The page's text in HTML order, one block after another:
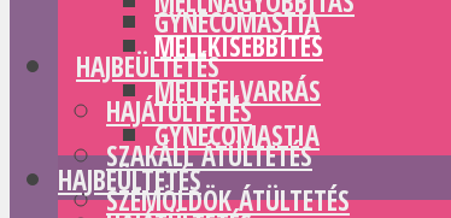
GYNECOMASTIA
HAJBEÜLTETÉS
HAJÁTÜLTETÉS
SZAKÁLL ÁTÜLTETÉS
SZEMÖLDÖK ÁTÜLTETÉS
MELLKISEBBÍTÉS
MELLFELVARRÁS
GYNECOMASTIA
HAJBEÜLTETÉS